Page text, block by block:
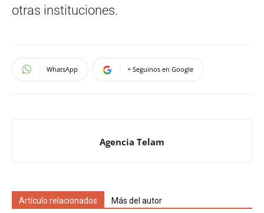
otras instituciones.
WhatsApp + Seguinos en Google
Agencia Telam
Artículo relacionados Más del autor